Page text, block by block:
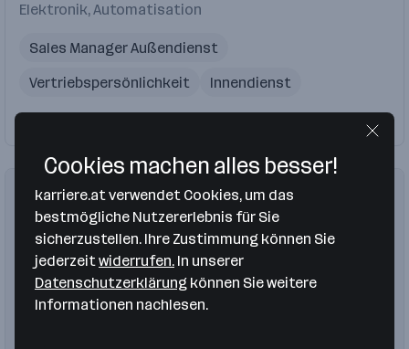
Elektronik, Automatisation
Sales Manager Außendienst
Vertriebspersönlichkeit
Innendienst
Außendienst
Elektrotechniker
Cookies machen alles besser!
karriere.at verwendet Cookies, um das
bestmögliche Nutzererlebnis für Sie
sicherzustellen. Ihre Zustimmung können Sie
jederzeitwiderrufen. In unserer
Datenschutzerklärung können Sie weitere
Informationen nachlesen.